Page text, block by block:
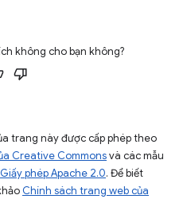
không cho bạn không?
trang này được cấp phép theo
Creative Commonsvà các mẫu
Giấy phép Apache 2.0. Để biết
Chính sách trang web của